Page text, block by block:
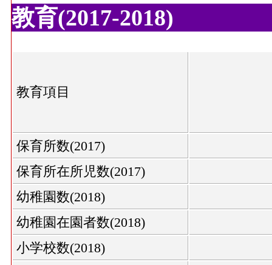
教育(2017-2018)
教育項目
保育所数(2017)
保育所在所児数(2017)
幼稚園数(2018)
幼稚園在園者数(2018)
小学校数(2018)